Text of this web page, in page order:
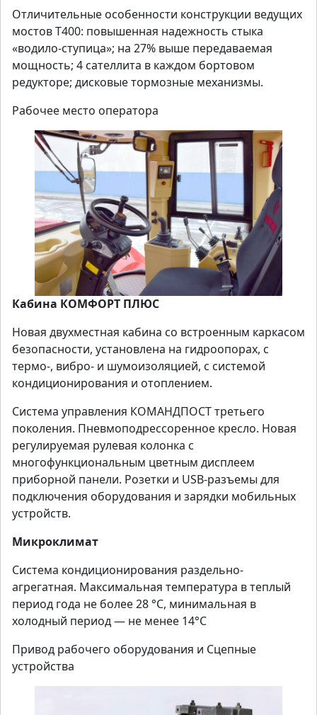
Отличительные особенности конструкции ведущих
мостов Т400: повышенная надежность стыка
«водило-ступица»; на 27% выше передаваемая
мощность; 4 сателлита в каждом бортовом
редукторе; дисковые тормозные механизмы.
Рабочее место оператора
Кабина КОМФОРТ ПЛЮС
Новая двухместная кабина со встроенным каркасом
безопасности, установлена на гидроопорах, с
термо-, вибро- и шумоизоляцией, с системой
кондиционирования и отоплением.
Система управления КОМАНДПОСТ третьего
поколения. Пневмоподрессоренное кресло. Новая
регулируемая рулевая колонка с
многофункциональным цветным дисплеем
приборной панели. Розетки и USB-разъемы для
подключения оборудования и зарядки мобильных
устройств.
Микроклимат
Система кондиционирования раздельно-
агрегатная. Максимальная температура в теплый
период года не более 28 °С, минимальная в
холодный период — не менее 14°С
Привод рабочего оборудования и Сцепные
устройства